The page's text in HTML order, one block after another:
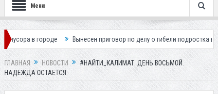
Меню
Вынесен приговор по делу о гибели подростка в ДТП
ГЛАВНАЯ НОВОСТИ
#НАЙТИ_КАЛИМАТ. ДЕНЬ ВОСЬМОЙ.
НАДЕЖДА ОСТАЕТСЯ